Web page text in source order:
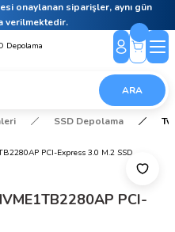
onaylanan siparişler, aynı gün
verilmektedir.
ARA
SSD Depolama
PCI-